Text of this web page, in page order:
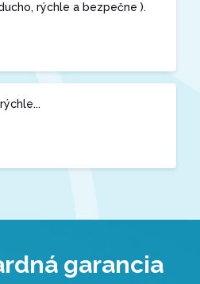
rýchle a bezpečne ).
garancia